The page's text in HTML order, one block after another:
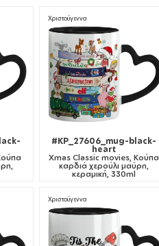
Χριστούγεννα
#KP_27606_mug-black-
heart
Xmas Classic movies, Κούπα
καρδιά χερούλι μαύρη,
κεραμική, 330ml
Χριστούγεννα